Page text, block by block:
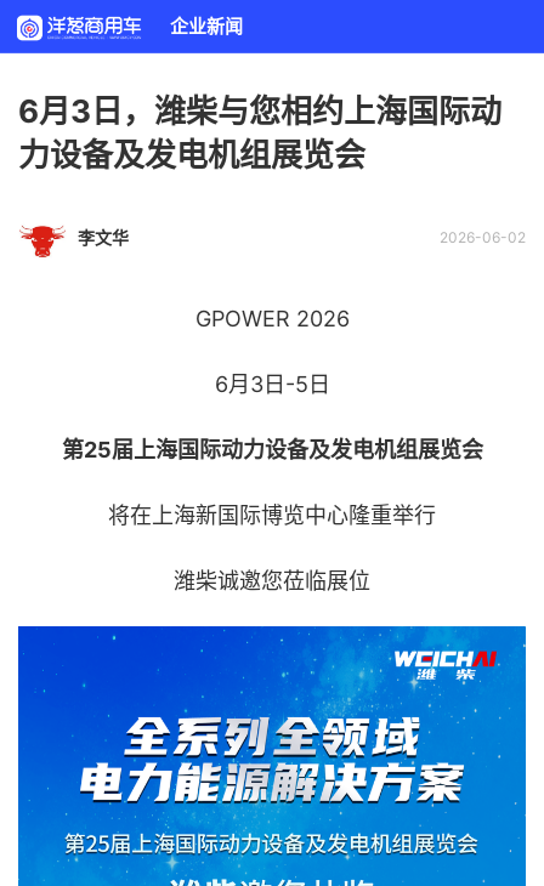
企业新闻
6月3日，潍柴与您相约上海国际动
力设备及发电机组展览会
2026-06-02
李文华
GPOWER 2026
6月3日-5日
第25届上海国际动力设备及发电机组展览会
将在上海新国际博览中心隆重举行
潍柴诚邀您莅临展位